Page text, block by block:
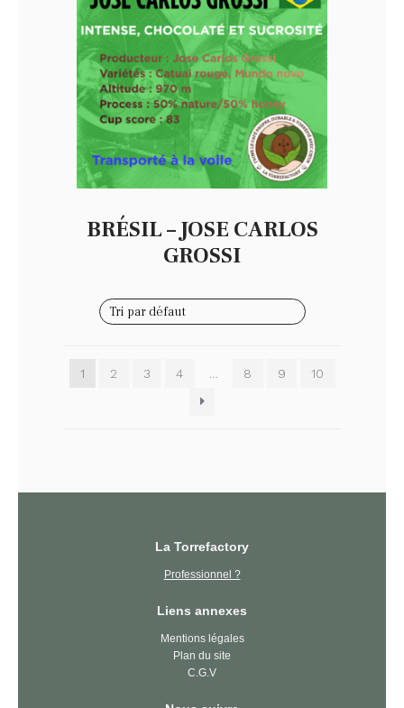
BRÉSIL – JOSE CARLOS
GROSSI
1 2 3 4 8 9 10
La Torrefactory
Professionnel ?
Liens annexes
Mentions légales
Plan du site
C.G.V